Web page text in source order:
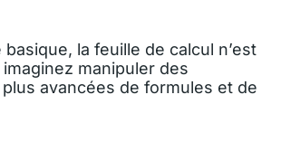
la feuille de calcul n’est
manipuler des
avancées de formules et de